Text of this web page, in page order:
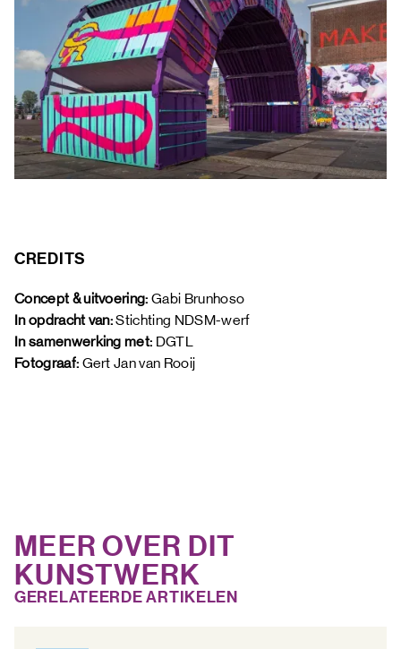
CREDITS
Concept & uitvoering: Gabi Brunhoso
In opdracht van: Stichting NDSM-werf
In samenwerking met: DGTL
Fotograaf: Gert Jan van Rooij
MEER OVER DIT
KUNSTWERK
GERELATEERDE ARTIKELEN